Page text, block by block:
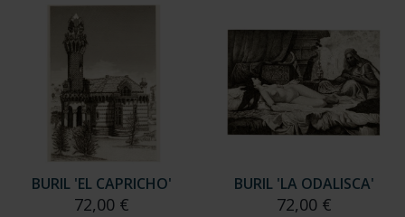
BURIL 'EL CAPRICHO'
72,00 €
BURIL 'LA ODALISCA'
72,00 €